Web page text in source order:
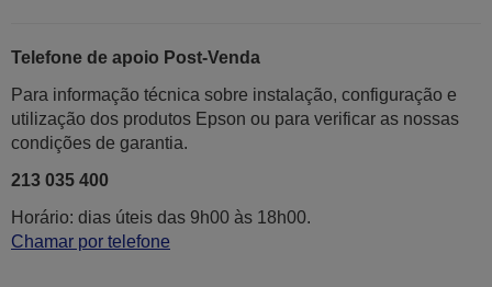
Telefone de apoio Post-Venda
Para informação técnica sobre instalação, configuração e
utilização dos produtos Epson ou para verificar as nossas
condições de garantia.
213 035 400
Horário: dias úteis das 9h00 às 18h00.
Chamar por telefone